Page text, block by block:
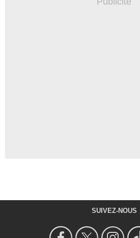
SUIVEZ-NOUS